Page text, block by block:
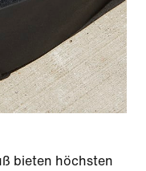
bieten höchsten